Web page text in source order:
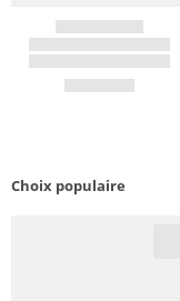
Choix populaire